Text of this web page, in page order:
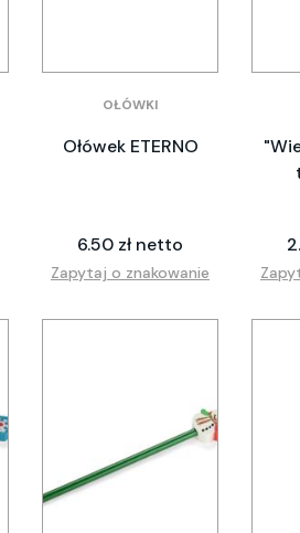
OŁÓWKI
Ołówek ETERNO
6.50 zł netto
Zapytaj o znakowanie